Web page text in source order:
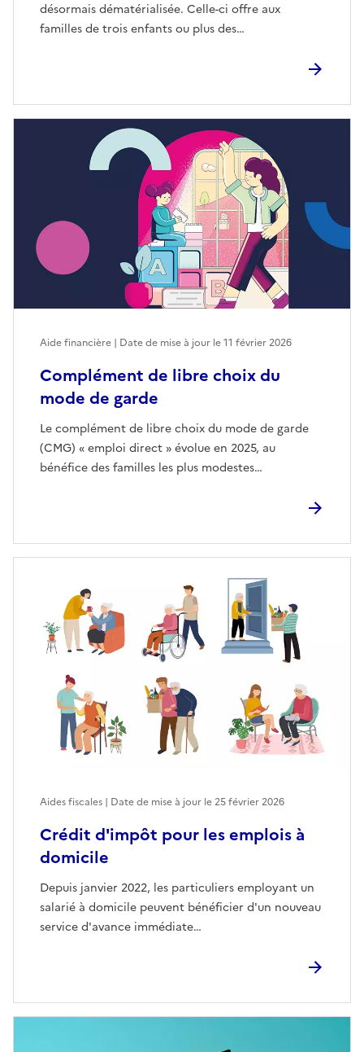
désormais dématérialisée. Celle-ci offre aux
familles de trois enfants ou plus des…
Complément de libre choix du
mode de garde
Le complément de libre choix du mode de garde
(CMG) « emploi direct » évolue en 2025, au
bénéfice des familles les plus modestes…
Aide financière | Date de mise à jour le11 février 2026
Crédit d'impôt pour les emplois à
domicile
Depuis janvier 2022, les particuliers employant un
salarié à domicile peuvent bénéficier d'un nouveau
service d'avance immédiate…
Aides fiscales | Date de mise à jour le25 février 2026